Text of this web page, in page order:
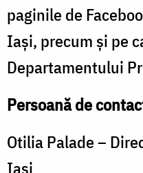
paginile de
Iași, precum și pe
Departamentului
Persoană de
Otilia Palade –
Iași